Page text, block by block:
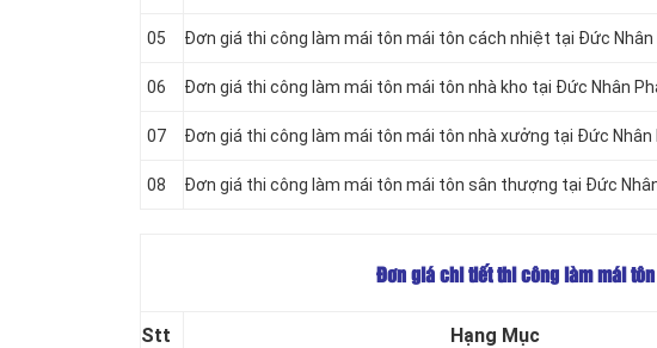
05 Đơn giá thi công làm mái tôn mái tôn cách nhiệt tại Đức Nhân
06 Đơn giá thi công làm mái tôn mái tôn nhà kho tại Đức Nhân
07 Đơn giá thi công làm mái tôn mái tôn nhà xưởng tại Đức Nhân
08 Đơn giá thi công làm mái tôn mái tôn sân thượng tại Đức
Đơn giá chi tiết thi công làm mái
Stt Hạng Mục